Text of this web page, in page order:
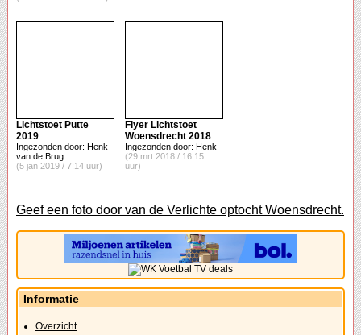
Lichtstoet Putte
2019
Ingezonden door: Henk
van de Brug
(5 jan 2019 / 7:14 uur)
Flyer Lichtstoet
Woensdrecht 2018
Ingezonden door: Henk
(29 mrt 2018 / 16:15
uur)
Geef een foto door van de Verlichte optocht Woensdrecht.
Informatie
Overzicht